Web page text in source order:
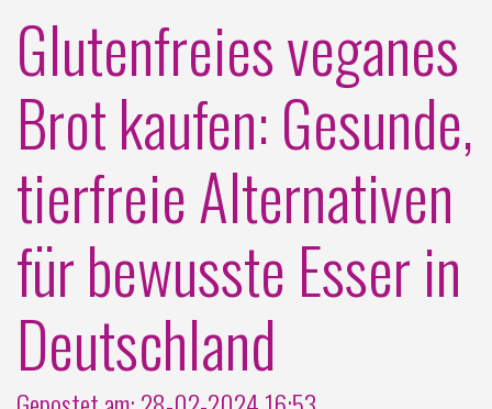
Glutenfreies veganes
Brot kaufen: Gesunde,
tierfreie Alternativen
für bewusste Esser in
Deutschland